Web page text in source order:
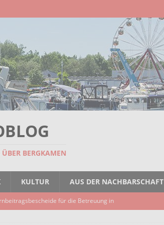
BERGKAMEN
KULTUR AUS DER NACHBARSCHAFT
für die Betreuung in